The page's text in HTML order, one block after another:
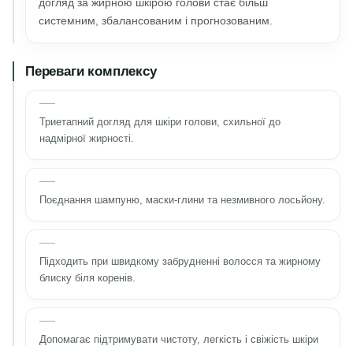
системним, збалансованим і прогнозованим.
Переваги комплексу
Триетапний догляд для шкіри голови, схильної до
надмірної жирності.
Поєднання шампуню, маски-глини та незмивного лосьйону.
Підходить при швидкому забрудненні волосся та жирному
блиску біля коренів.
Допомагає підтримувати чистоту, легкість і свіжість шкіри